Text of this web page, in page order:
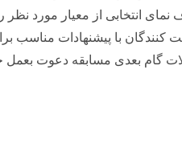
انتخابی از معیار مورد
کنندگان با پیشنهادات مناسب
گام بعدی مسابقه دعوت بعمل